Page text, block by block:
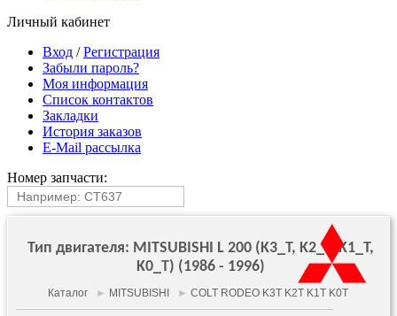
Личный кабинет
Вход /Регистрация
Забыли пароль?
Моя информация
Список контактов
Закладки
История заказов
E-Mail рассылка
Номер запчасти:
Тип двигателя: MITSUBISHI L 200 (K3_T, K2_T, K1_T,
K0_T) (1986 - 1996)
Каталог► MITSUBISHI ► COLT RODEO K3T K2T K1T K0T